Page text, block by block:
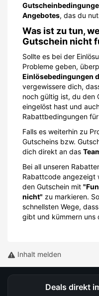
Angebotes, das du
Was ist zu tun,
Gutschein nicht
Sollte es bei der
Probleme geben,
Einlösebedingungen
vergewissere dich,
noch gültig ist, du den
eingelöst hast und
Rabattbedingungen
Falls es weiterhin zu
Gutscheins bzw.
dich direkt an das
Bei all unseren
Rabattcode angezeigt
den Gutschein mit
nicht" zu markieren.
schnellsten Wege,
gibt und kümmern uns
Inhalt melden
Deals direkt